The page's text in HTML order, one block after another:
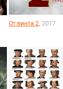
От винта 2, 2017